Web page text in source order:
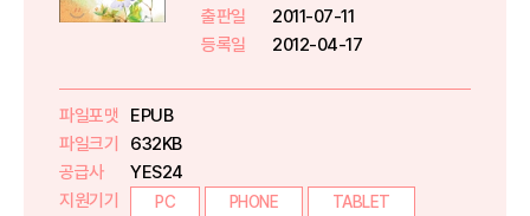
출판일
2011-07-11
등록일
2012-04-17
파일포맷
EPUB
파일크기
632KB
공급사
YES24
지원기기
PC PHONE
TABLET